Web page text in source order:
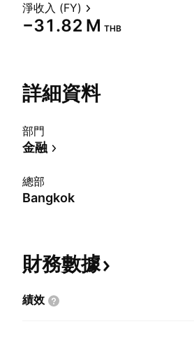
淨收入 (FY)
‪−31.82 M‬ THB
詳細資料
部門
金融
總部
Bangkok
財務數據
績效